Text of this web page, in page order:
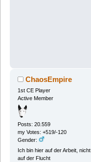
ChaosEmpire
1st CE Player
Active Member
Posts: 20.559
my Votes: +519/-120
Gender:
Ich bin hier auf der Arbeit, nicht
auf der Flucht